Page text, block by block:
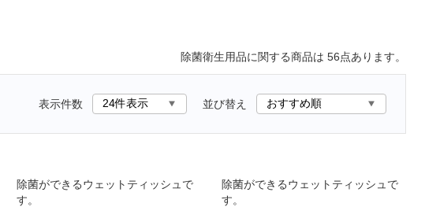
除菌衛生用品に関する商品は 56点あります。
表示件数 並び替え
除菌ができるウェットティッシュで
す。
除菌ができるウェットティッシュで
す。